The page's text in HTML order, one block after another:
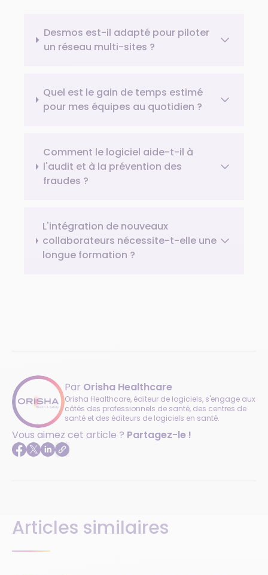
Desmos est-il adapté pour piloter
un réseau multi-sites ?
Quel est le gain de temps estimé
pour mes équipes au quotidien ?
Comment le logiciel aide-t-il à
l'audit et à la prévention des
fraudes ?
L'intégration de nouveaux
collaborateurs nécessite-t-elle une
longue formation ?
Par Orisha Healthcare
Orisha Healthcare, éditeur de logiciels, s'engage aux
côtés des professionnels de santé, des centres de
santé et des éditeurs de logiciels en santé.
Vous aimez cet article ? Partagez-le !
Articles similaires